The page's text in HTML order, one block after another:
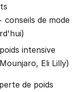
conseils de mode
intensive
Eli Lilly)
de poids